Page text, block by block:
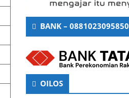
BANK – 0881023095850
OILOS